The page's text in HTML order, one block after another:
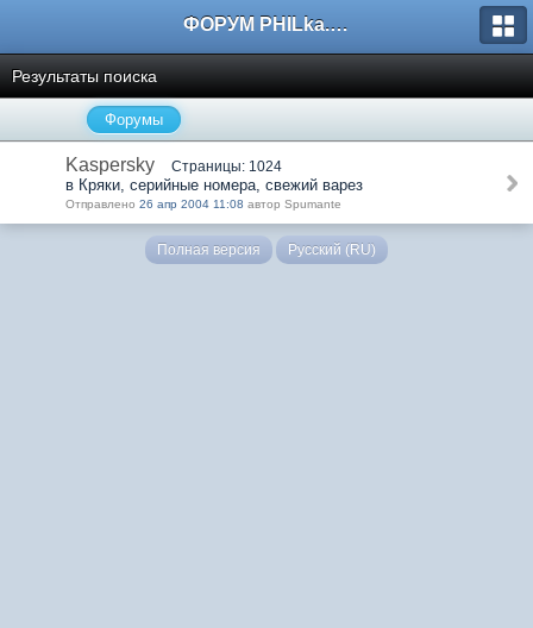
ФОРУМ PHILka.RU
Результаты поиска
Форумы
Kaspersky Страницы: 1024
в Кряки, серийные номера, свежий варез
Отправлено 26 апр 2004 11:08 автор Spumante
Полная версия Русский (RU)